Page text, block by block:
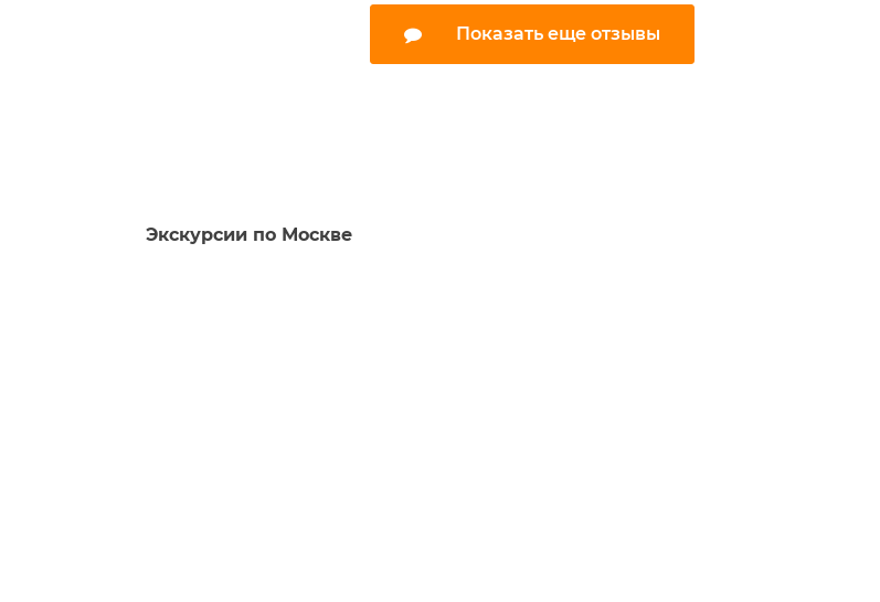
Показать еще отзывы
Экскурсии по Москве